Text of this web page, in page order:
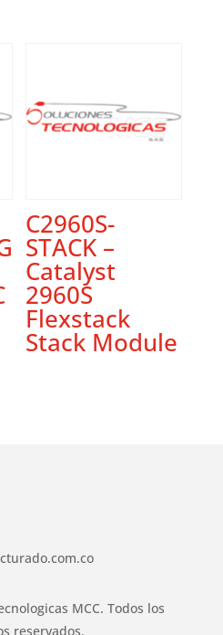
C2960S-
STACK –
Catalyst
2960S
Flexstack
Stack Module
MCC. Todos los
reservados.